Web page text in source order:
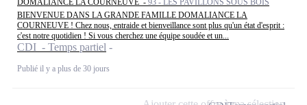
DOMALIANCE LA COURNEUVE - 93 - LES PAVILLONS SOUS BOIS
BIENVENUE DANS LA GRANDE FAMILLE DOMALIANCE LA
COURNEUVE ! Chez nous, entraide et bienveillance sont plus qu'un état d'esprit :
c'est notre quotidien ! Si vous cherchez une équipe soudée et un...
CDI - Temps partiel
Publié il y a plus de 30 jours